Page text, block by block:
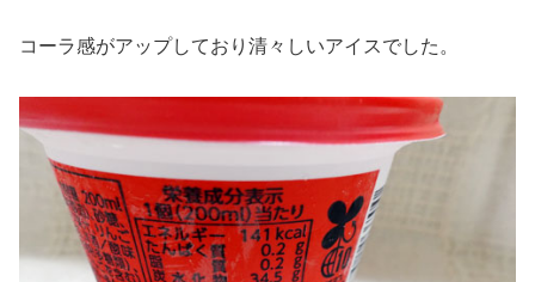
コーラ感がアップしており清々しいアイスでした。